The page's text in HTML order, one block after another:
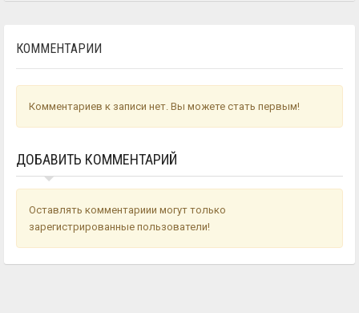
КОММЕНТАРИИ
Комментариев к записи нет. Вы можете стать первым!
ДОБАВИТЬ КОММЕНТАРИЙ
Оставлять комментариии могут только
зарегистрированные пользователи!